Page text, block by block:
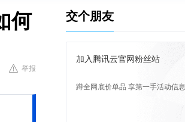
何
举报
交个朋友
加入腾讯云官网粉丝站
蹲全网底价单品 享第一手活动信息